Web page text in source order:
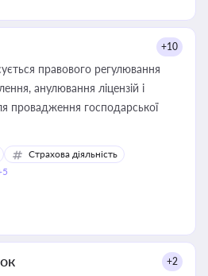
+10
правового регулювання
анулювання ліцензій і
провадження господарської
Страхова діяльність
+2